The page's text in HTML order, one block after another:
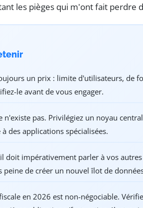
les pièges qui m'ont fait perdre
un prix : limite d'utilisateurs, de
le avant de vous engager.
n'existe pas. Privilégiez un noyau
des applications spécialisées.
doit impérativement parler à vos autres
peine de créer un nouvel îlot de
en 2026 est non-négociable.